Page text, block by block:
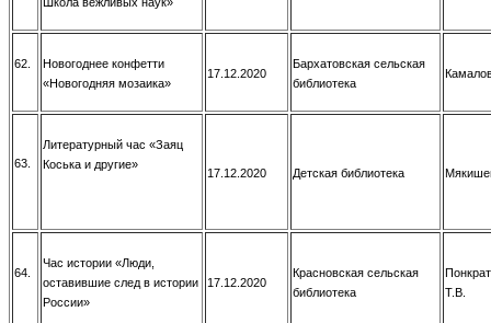
62.
Новогоднее конфетти
«Новогодняя мозаика»
17.12.2020
Бархатовская сельская
библиотека
63.
Литературный час «Заяц
Коська и другие»
17.12.2020 Детская библиотека
64.
Час истории «Люди,
оставившие след в истории
России»
17.12.2020
Красновская сельская
библиотека
Т.В.